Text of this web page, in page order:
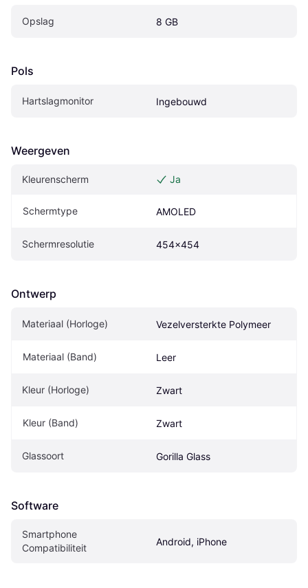
Opslag 8 GB
Pols
Hartslagmonitor Ingebouwd
Weergeven
Kleurenscherm Ja
Schermtype AMOLED
Schermresolutie 454x454
Ontwerp
Materiaal (Horloge) Vezelversterkte Polymeer
Materiaal (Band) Leer
Kleur (Horloge) Zwart
Kleur (Band) Zwart
Glassoort Gorilla Glass
Software
Smartphone
Compatibiliteit
Android, iPhone